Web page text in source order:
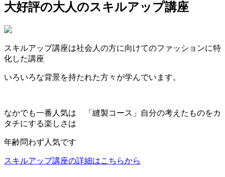
大好評の大人のスキルアップ講座
スキルアップ講座は社会人の方に向けてのファッションに特
化した講座
いろいろな背景を持たれた方々が学んでいます。
なかでも一番人気は 「縫製コース」自分の考えたものをカ
タチにする楽しさは
年齢問わず人気です
スキルアップ講座の詳細はこちらから